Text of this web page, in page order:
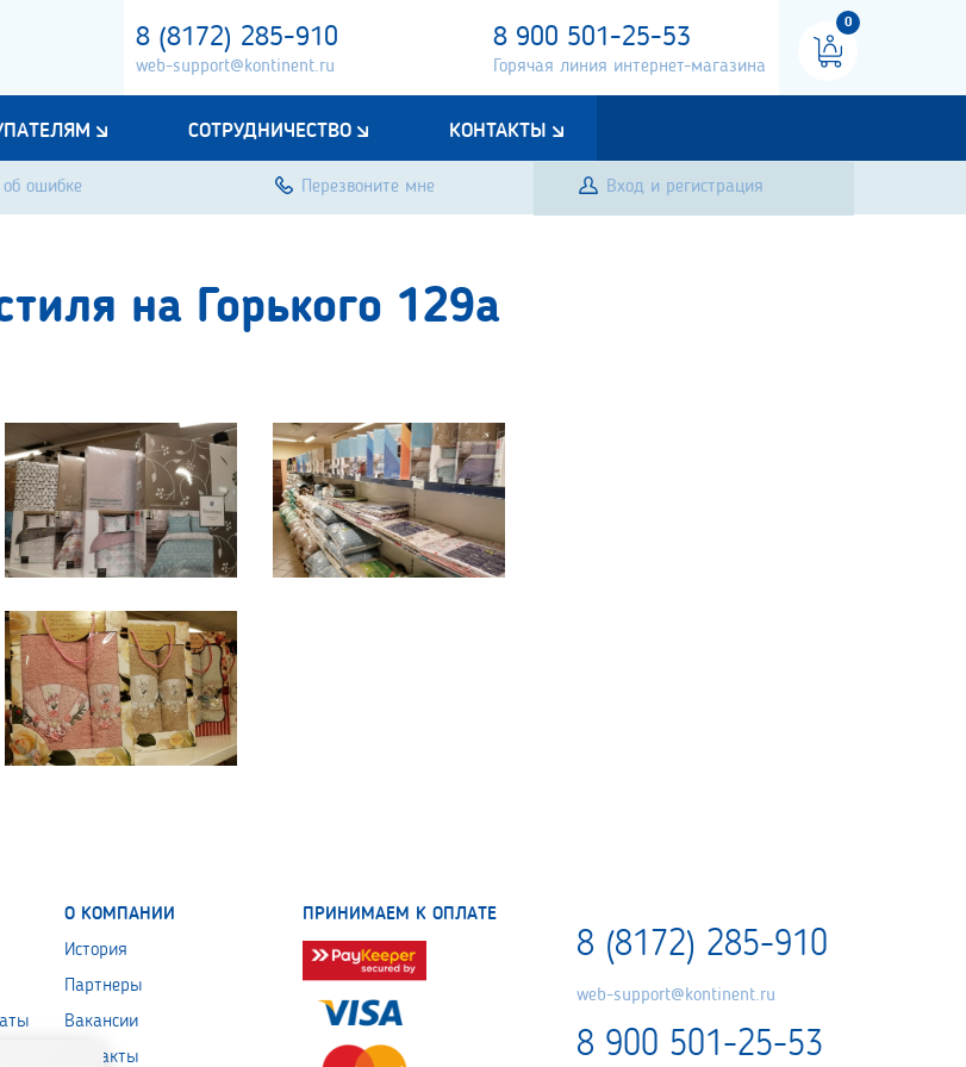
8 (8172) 285-910
web-support@kontinent.ru
8 900 501-25-53
Горячая линия интернет-магазина
0
СОТРУДНИЧЕСТВО КОНТАКТЫ
ошибке Перезвоните мне Вход и регистрация
на Горького 129а
О КОМПАНИИ
История
Партнеры
Вакансии
Контакты
ПРИНИМАЕМ К ОПЛАТЕ
8 (8172) 285-910
web-support@kontinent.ru
8 900 501-25-53